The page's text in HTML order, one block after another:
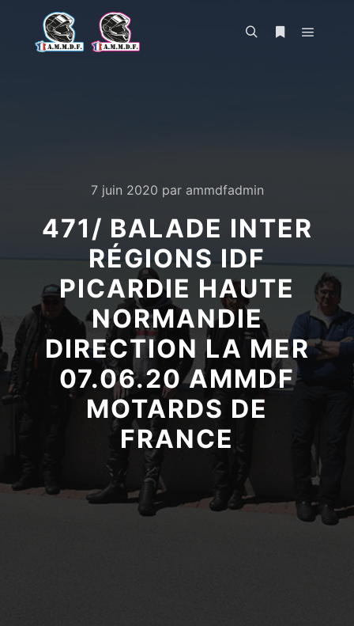
7 juin 2020 par ammdfadmin
471/ BALADE INTER
RÉGIONS IDF
PICARDIE HAUTE
NORMANDIE
DIRECTION LA MER
07.06.20 AMMDF
MOTARDS DE
FRANCE